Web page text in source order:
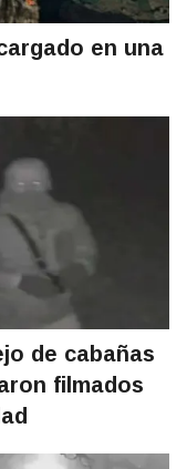
en una
de cabañas
filmados